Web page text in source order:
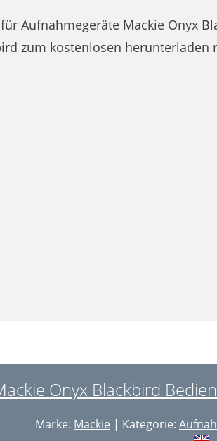
Aufnahmegeräte Mackie Onyx
zum kostenlosen
Onyx Blackbird
Marke: Mackie | Kategorie: